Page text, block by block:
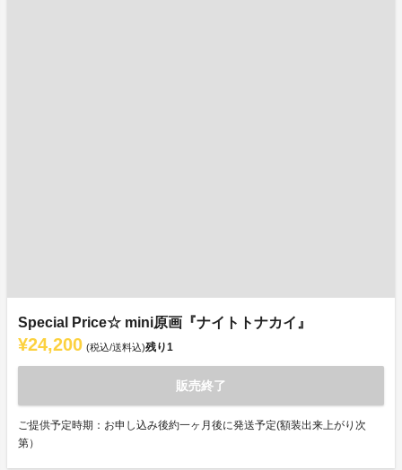
Special Price☆ mini原画『ナイトトナカイ』
¥24,200 (税込/送料込)残り1
販売終了
ご提供予定時期：お申し込み後約一ヶ月後に発送予定(額装出来上がり次
第）